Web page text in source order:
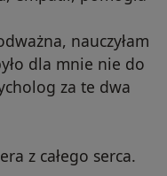
nauczyłam
dla mnie nie do
za te dwa
z całego serca.